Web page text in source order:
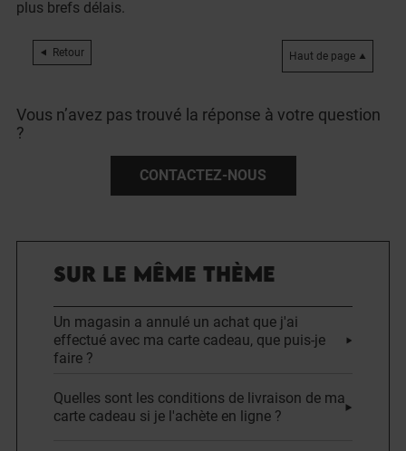
plus brefs délais.
Retour Haut de page
Vous n’avez pas trouvé la réponse à votre question
?
CONTACTEZ-NOUS
SUR LE MÊME THÈME
Un magasin a annulé un achat que j'ai
effectué avec ma carte cadeau, que puis-je
faire ?
Quelles sont les conditions de livraison de ma
carte cadeau si je l'achète en ligne ?